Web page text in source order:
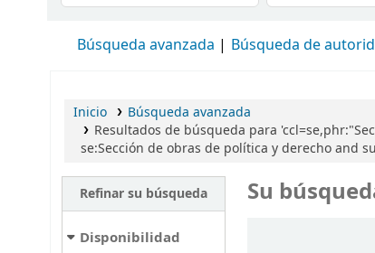
Búsqueda avanzada Búsqueda de
Inicio
Búsqueda avanzada
Resultados de búsqueda para
se:Sección de obras de política y derecho and
Refinar su búsqueda
Disponibilidad
Su